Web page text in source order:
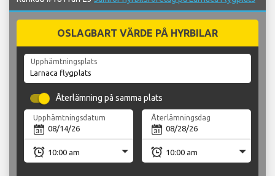
OSLAGBART VÄRDE PÅ HYRBILAR
Upphämtningsplats
Återlämning på samma plats
Upphämtningsdatum Återlämningsdag